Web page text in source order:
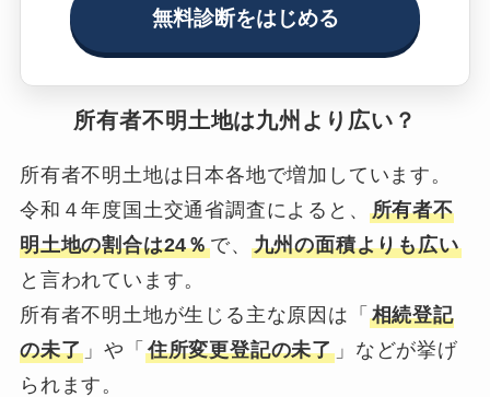
無料診断をはじめる
所有者不明土地は九州より広い？
所有者不明土地は日本各地で増加しています。
令和４年度国土交通省調査によると、 所有者不
明土地の割合は24％で、 九州の面積よりも広い
と言われています。
所有者不明土地が生じる主な原因は「 相続登記
の未了 」や「 住所変更登記の未了 」などが挙げ
られます。